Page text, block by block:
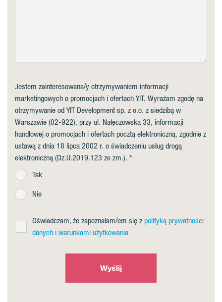
Jestem zainteresowana/y otrzymywaniem informacji
marketingowych o promocjach i ofertach YIT. Wyrażam zgodę na
otrzymywanie od YIT Development sp. z o.o. z siedzibą w
Warszawie (02-922), przy ul. Nałęczowska 33, informacji
handlowej o promocjach i ofertach pocztą elektroniczną, zgodnie z
ustawą z dnia 18 lipca 2002 r. o świadczeniu usług drogą
elektroniczną (Dz.U.2019.123 ze zm.).
Tak
Nie
Oświadczam, że zapoznałam/em się z polityką prywatności
danych i warunkami użytkowania
Wyślij